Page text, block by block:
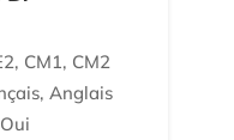
CM1, CM2
Anglais